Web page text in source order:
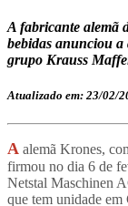
​​​​​​​A fabricante alemã
bebidas anunciou a
grupo Krauss
Atualizado em: 23/02/
A alemã Krones,
firmou no dia 6 de
Netstal Maschinen
que tem unidade em